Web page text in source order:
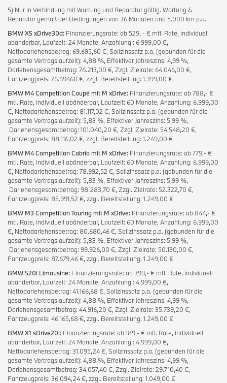
5) Nur in Verbindung mit Wartung und Reparatur gültig. Wartung &
Reparatur gemäß der Bedingungen von 36 Monaten und 5.000 km p.a..
BMW X5 xDrive30d: Finanzierungsrate: ab 529, - € mtl. Rate, individuell
abänderbar, Laufzeit: 24 Monate, Anzahlung : 6.999,00 €,
Nettodarlehensbetrag: 69.695,60 €, Sollzinssatz p.a. (gebunden für die
gesamte Vertragslaufzeit): 4,88 %, Effektiver Jahreszins: 4,99 %,
Darlehensgesamtbetrag: 76.213,00 €, Zzgl. Zielrate: 64.046,00 €,
Fahrzeugpreis: 76.69460 €, zzgl. Bereitstellung: 1.399,00 €
BMW M4 Competition Coupé mit M xDrive: Finanzierungsrate: ab 788,- €
mtl. Rate, individuell abänderbar, Laufzeit: 60 Monate, Anzahlung: 6.999,00
€, Nettodarlehensbetrag: 81.117,02 €, Sollzinssatz p.a. (gebunden für die
gesamte Vertragslaufzeit): 5,83 %, Effektiver Jahreszins: 5,99 %,
Darlehensgesamtbetrag: 101.040,20 €, Zzgl. Zielrate: 54.548,20 €,
Fahrzeugpreis: 88.116,02 €, zzgl. Bereitstellung: 1.249,00 €
BMW M4 Competition Cabrio mit M xDrive: Finanzierungsrate: ab 779,- €
mtl. Rate, individuell abänderbar, Laufzeit: 60 Monate, Anzahlung: 6.999,00
€, Nettodarlehensbetrag: 78.992,52 €, Sollzinssatz p.a. (gebunden für die
gesamte Vertragslaufzeit): 5,83 %, Effektiver Jahreszins: 5,99 %,
Darlehensgesamtbetrag: 98.283,70 €, Zzgl. Zielrate: 52.322,70 €,
Fahrzeugpreis: 85.991,52 €, zzgl. Bereitstellung: 1.249,00 €
BMW M3 Competition Touring mit M xDrive: Finanzierungsrate: ab 844,- €
mtl. Rate, individuell abänderbar, Laufzeit: 60 Monate, Anzahlung: 6.999,00
€, Nettodarlehensbetrag: 80.680,46 €, Sollzinssatz p.a. (gebunden für die
gesamte Vertragslaufzeit): 5,83 %, Effektiver Jahreszins: 5,99 %,
Darlehensgesamtbetrag: 99.926,00 €, Zzgl. Zielrate: 50.130,00 €,
Fahrzeugpreis: 87.679,46 €, zzgl. Bereitstellung: 1.249,00 €
BMW 520i Limousine: Finanzierungsrate: ab 399,- € mtl. Rate, individuell
abänderbar, Laufzeit: 24 Monate, Anzahlung : 4.999,00 €,
Nettodarlehensbetrag: 41.166,68 €, Sollzinssatz p.a. (gebunden für die
gesamte Vertragslaufzeit): 4,88 %, Effektiver Jahreszins: 4,99 %,
Darlehensgesamtbetrag: 44.916,20 €, Zzgl. Zielrate: 35.739,20 €,
Fahrzeugpreis: 46.165,68 €, zzgl. Bereitstellung: 1.249,00 €
BMW X1 sDrive20i: Finanzierungsrate: ab 189,- € mtl. Rate, individuell
abänderbar, Laufzeit: 24 Monate, Anzahlung : 4.999,00 €,
Nettodarlehensbetrag: 31.095,24 €, Sollzinssatz p.a. (gebunden für die
gesamte Vertragslaufzeit): 4,88 %, Effektiver Jahreszins: 4,99 %,
Darlehensgesamtbetrag: 34.057,40 €, Zzgl. Zielrate: 29.710,40 €,
Fahrzeugpreis: 36.094,24 €, zzgl. Bereitstellung: 1.049,00 €